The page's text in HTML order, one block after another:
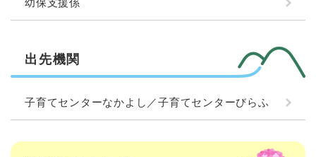
幼保支援係
出先機関
子育てセンターなかよし／子育てセンターびらふ